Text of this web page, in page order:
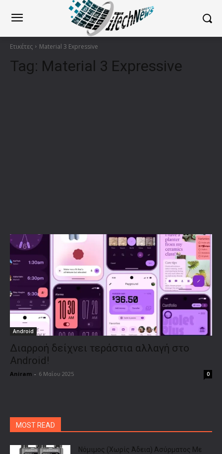
Ετικέτες Material 3 Expressive
Tag: Material 3 Expressive
Android
Διαρροή δείχνει τεράστια αλλαγή στο
Android!
Aniram - 6 Μαΐου 2025 0
MOST READ
Νόμιμος (Χωρίς Άδεια) Ασύρματος Με